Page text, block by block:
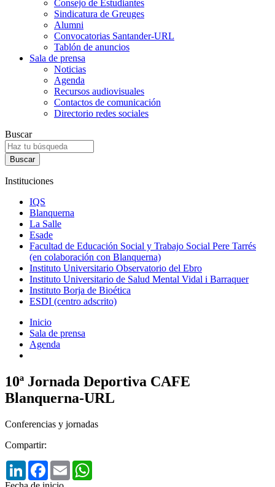
Consejo de Estudiantes
Sindicatura de Greuges
Alumni
Convocatorias Santander-URL
Tablón de anuncios
Sala de prensa
Noticias
Agenda
Recursos audiovisuales
Contactos de comunicación
Directorio redes sociales
Buscar
Instituciones
IQS
Blanquerna
La Salle
Esade
Facultad de Educación Social y Trabajo Social Pere Tarrés
(en colaboración con Blanquerna)
Instituto Universitario Observatorio del Ebro
Instituto Universitario de Salud Mental Vidal i Barraquer
Instituto Borja de Bioética
ESDI (centro adscrito)
Inicio
Sala de prensa
Agenda
10ª Jornada Deportiva CAFE
Blanquerna-URL
Conferencias y jornadas
Compartir:
LinkedInFacebook
Email